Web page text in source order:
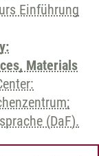
Einführung
Materials
(DaF).